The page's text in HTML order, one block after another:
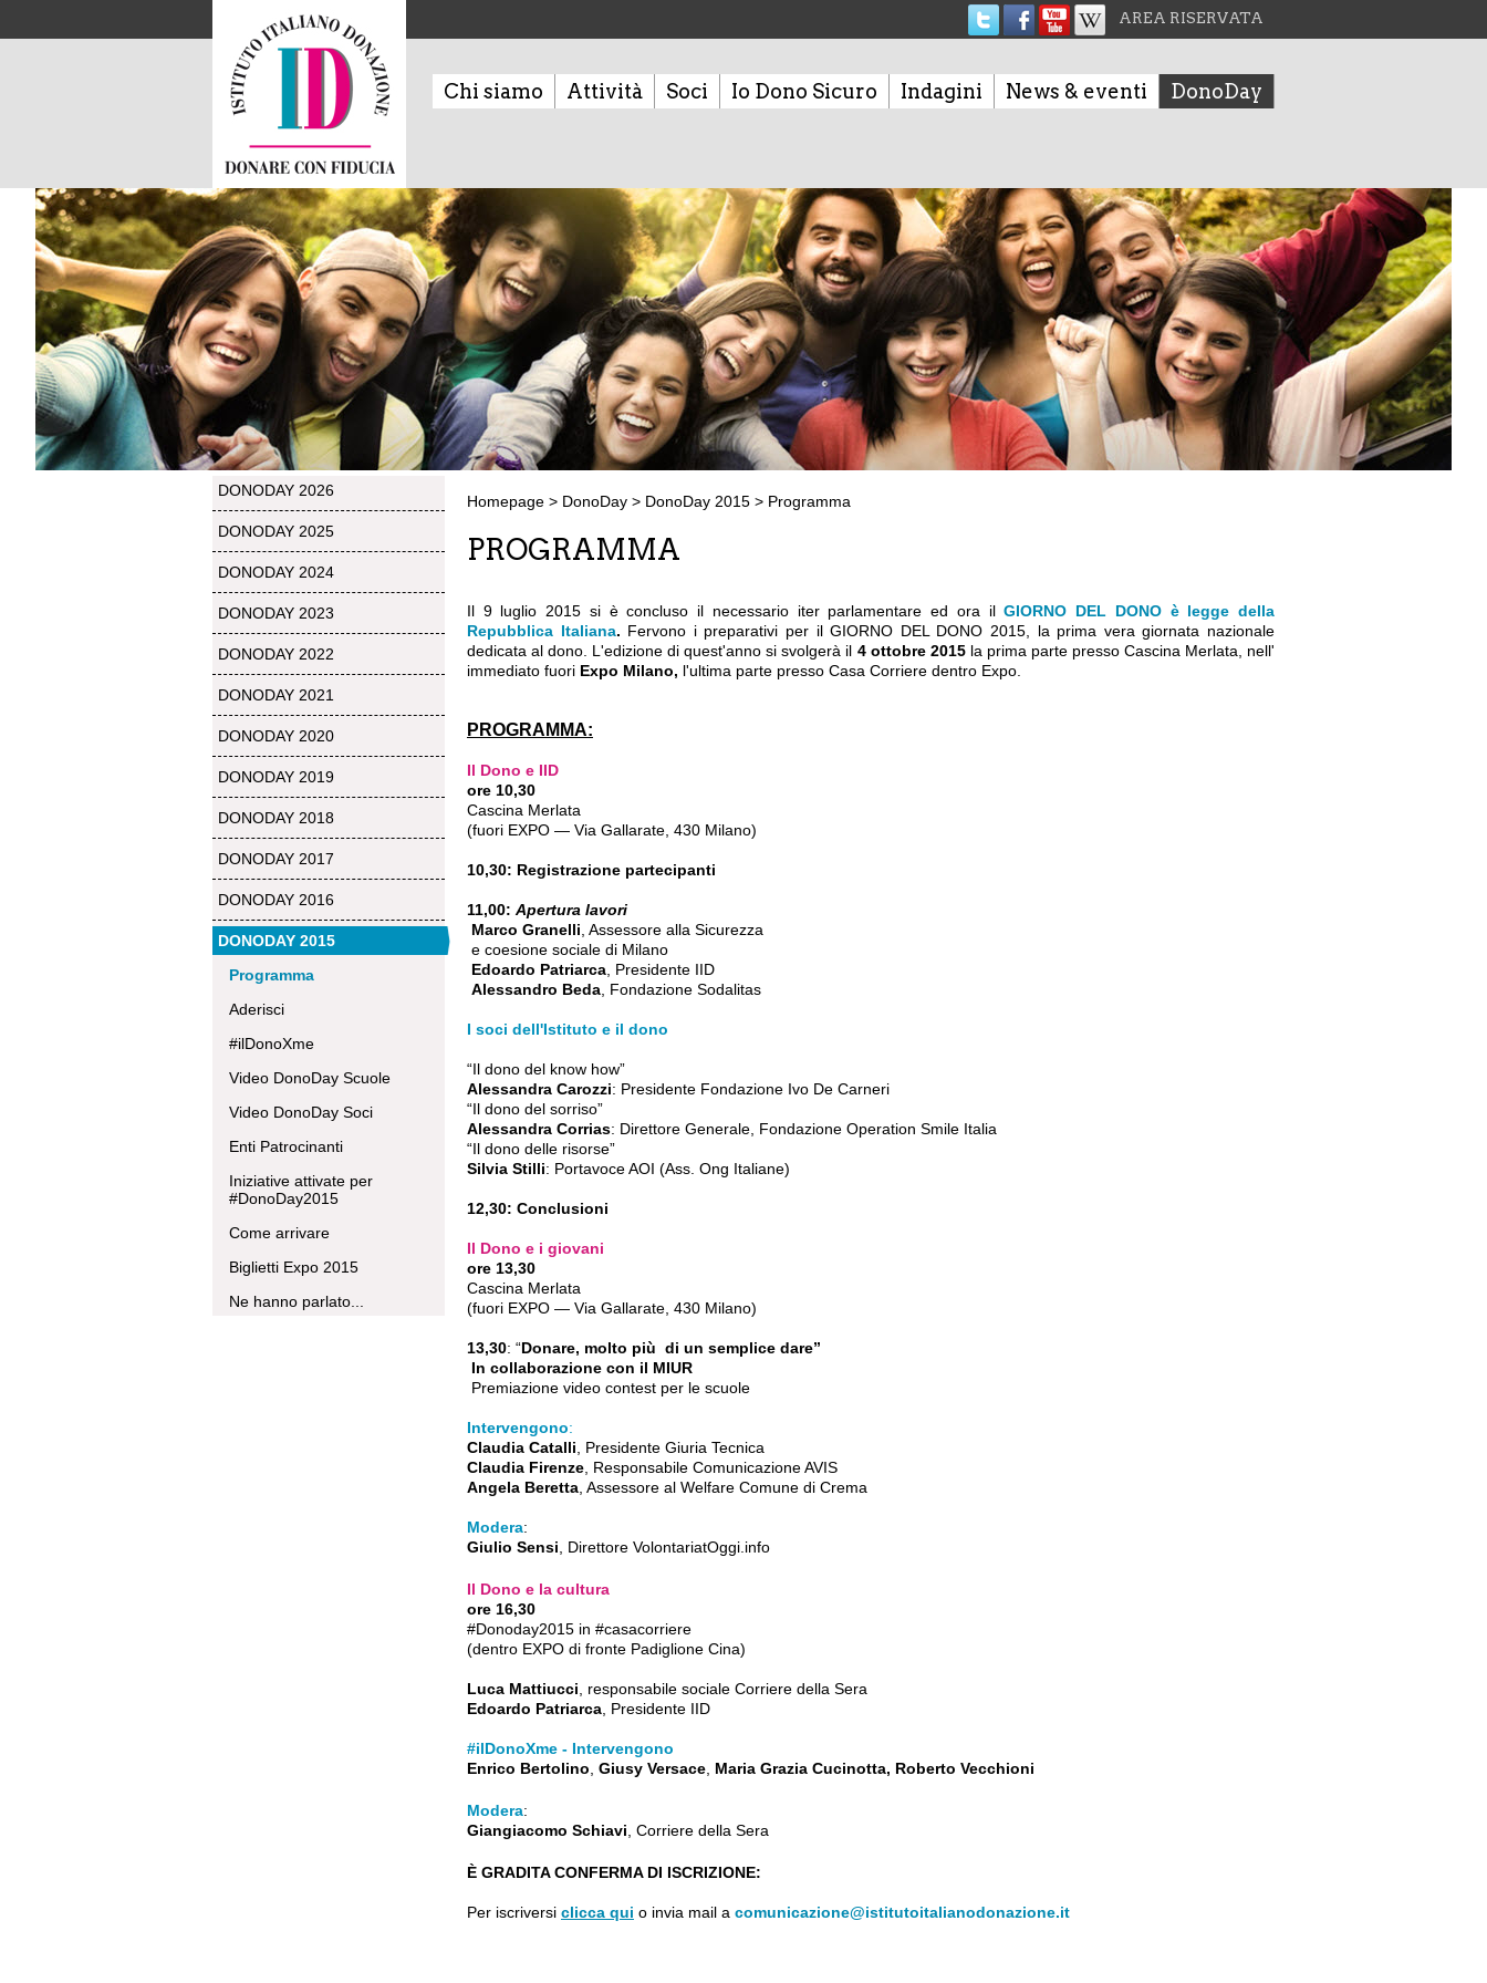
AREA RISERVATA
Chi siamo Attività Soci Io Dono Sicuro Indagini News & eventi DonoDay
DONODAY 2026
DONODAY 2025
DONODAY 2024
DONODAY 2023
DONODAY 2022
DONODAY 2021
DONODAY 2020
DONODAY 2019
DONODAY 2018
DONODAY 2017
DONODAY 2016
DONODAY 2015
Programma
Aderisci
#ilDonoXme
Video DonoDay Scuole
Video DonoDay Soci
Enti Patrocinanti
Iniziative attivate per
#DonoDay2015
Come arrivare
Biglietti Expo 2015
Ne hanno parlato...
Homepage > DonoDay > DonoDay 2015 > Programma
PROGRAMMA
Il 9 luglio 2015 si è concluso il necessario iter parlamentare ed ora ilGIORNO DEL DONO è legge della
Repubblica Italiana. Fervono i preparativi per il GIORNO DEL DONO 2015, la prima vera giornata nazionale
dedicata al dono. L'edizione di quest'anno si svolgerà il 4 ottobre 2015 la prima parte presso Cascina Merlata, nell'
immediato fuori Expo Milano, l'ultima parte presso Casa Corriere dentro Expo.
PROGRAMMA:
Il Dono e IID
ore 10,30
Cascina Merlata
(fuori EXPO — Via Gallarate, 430 Milano)
10,30: Registrazione partecipanti
11,00: Apertura lavori
Marco Granelli , Assessore alla Sicurezza
e coesione sociale di Milano
Edoardo Patriarca , Presidente IID
Alessandro Beda , Fondazione Sodalitas
I soci dell'Istituto e il dono
“Il dono del know how”
Alessandra Carozzi: Presidente Fondazione Ivo De Carneri
“Il dono del sorriso”
Alessandra Corrias: Direttore Generale, Fondazione Operation Smile Italia
“Il dono delle risorse”
Silvia Stilli: Portavoce AOI (Ass. Ong Italiane)
12,30: Conclusioni
Il Dono e i giovani
ore 13,30
Cascina Merlata
(fuori EXPO — Via Gallarate, 430 Milano)
13,30: “Donare, molto più di un semplice dare”
In collaborazione con il MIUR
Premiazione video contest per le scuole
Intervengono:
Claudia Catalli , Presidente Giuria Tecnica
Claudia Firenze , Responsabile Comunicazione AVIS
Angela Beretta , Assessore al Welfare Comune di Crema
Modera:
Giulio Sensi , Direttore VolontariatOggi.info
Il Dono e la cultura
ore 16,30
#Donoday2015 in #casacorriere
(dentro EXPO di fronte Padiglione Cina)
Luca Mattiucci , responsabile sociale Corriere della Sera
Edoardo Patriarca , Presidente IID
#ilDonoXme - Intervengono
Enrico Bertolino Giusy Versace Maria Grazia Cucinotta, Roberto Vecchioni
Modera:
Giangiacomo Schiavi , Corriere della Sera
È GRADITA CONFERMA DI ISCRIZIONE:
Per iscriversi clicca qui o invia mail a comunicazione@istitutoitalianodonazione.it